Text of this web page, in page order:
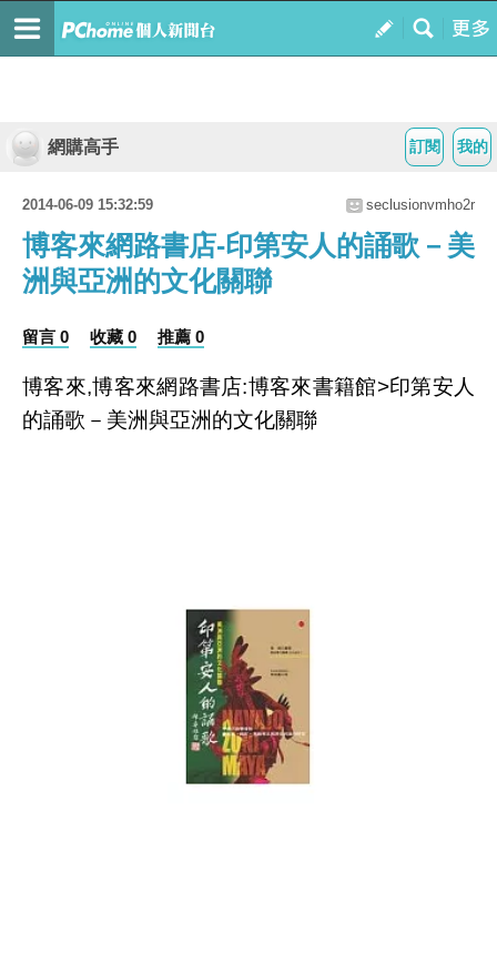
我的
訂閱
網購高手
2014-06-09 15:32:59 seclusionvmho2r
博客來網路書店-印第安人的誦歌－美
洲與亞洲的文化關聯
留言 0 收藏 0 推薦 0
博客來,博客來網路書店:博客來書籍館>印第安人
的誦歌－美洲與亞洲的文化關聯